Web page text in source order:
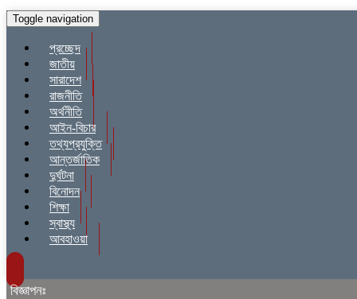
Toggle navigation
প্রচ্ছেদ
জাতীয়
সারাদেশ
রাজনীতি
অর্থনীতি
আইন-বিচার
তথ্যপ্রযুক্তি
আন্তর্জাতিক
দুর্ঘটনা
বিনোদন
শিক্ষা
স্বাস্থ্য
আবহাওয়া
বিজ্ঞাপনঃ